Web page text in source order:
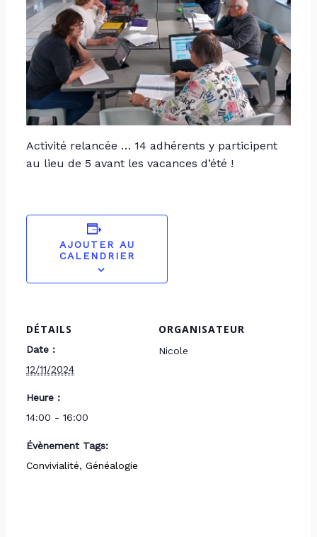
Activité relancée … 14 adhérents y participent
au lieu de 5 avant les vacances d’été !
AJOUTER AU
CALENDRIER
DÉTAILS
Date :
12/11/2024
Heure :
14:00 - 16:00
Évènement Tags:
Convivialité,Généalogie
ORGANISATEUR
Nicole